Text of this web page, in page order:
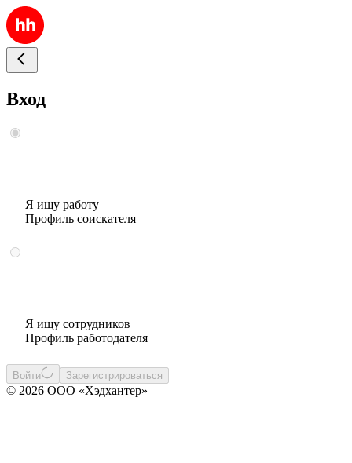
Вход
Я ищу работу
Профиль соискателя
Я ищу сотрудников
Профиль работодателя
Войти Зарегистрироваться
© 2026 ООО «Хэдхантер»